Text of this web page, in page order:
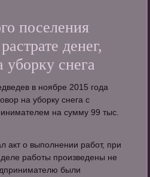
поселения
денег,
снега
в ноябре 2015 года
на уборку снега с
на сумму 99 тыс.
акт о выполнении работ, при
работы произведены не
были